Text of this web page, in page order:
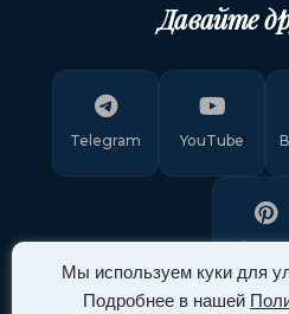
Мы используем куки для
Подробнее в нашей
Давайте
Telegram YouTube